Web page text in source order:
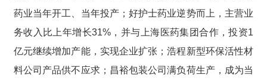
药业当年开工、当年投产；好护士药业逆势而上，主营业
务收入比上年增长31%，并与上海医药集团合作，投资1
亿元继续增加产能，实现企业扩张；浩程新型环保活性材
料公司产品供不应求；昌裕包装公司满负荷生产，成为当